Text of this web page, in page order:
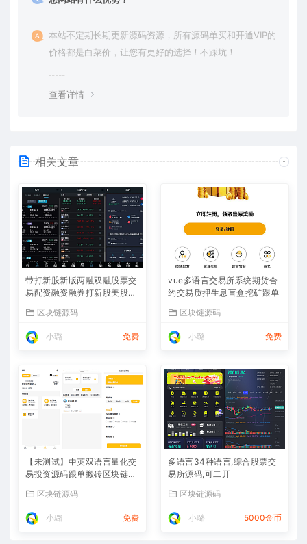
本站不定期长期更新源码资源，所有源码单买和开通VIP的
价格都是白菜价，让您有更好的选择！不踩坑！
查看详情
相关文章
带打新股新版两融双融股票交
易配资融资融券打新股美股港
区块链源码
小璐 免费
vue多语言交易所系统期货合
约交易质押生息盲盒挖矿跟单
区块链源码
小璐 免费
【未测试】中英双语言量化交
易投资源码跟单搬砖区块链交
+后端PHP
区块链源码
小璐 免费
多语言34种语言,综合股票交
易所源码,可二开
区块链源码
小璐 5000金币